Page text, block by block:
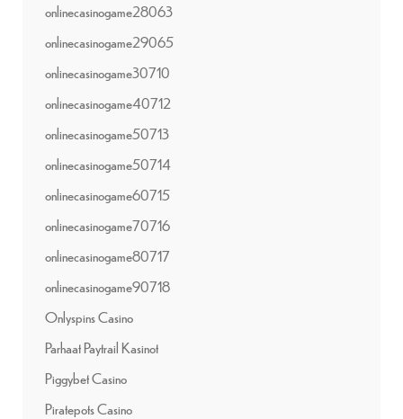
onlinecasinogame28063
onlinecasinogame29065
onlinecasinogame30710
onlinecasinogame40712
onlinecasinogame50713
onlinecasinogame50714
onlinecasinogame60715
onlinecasinogame70716
onlinecasinogame80717
onlinecasinogame90718
Onlyspins Casino
Parhaat Paytrail Kasinot
Piggybet Casino
Piratepots Casino